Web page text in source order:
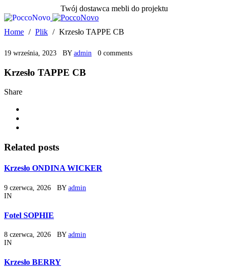
Twój dostawca mebli do projektu
Home / Plik / Krzesło TAPPE CB
19 września, 2023 BY admin 0 comments
Krzesło TAPPE CB
Share
Related posts
Krzesło ONDINA WICKER
9 czerwca, 2026 BY admin
IN
Fotel SOPHIE
8 czerwca, 2026 BY admin
IN
Krzesło BERRY